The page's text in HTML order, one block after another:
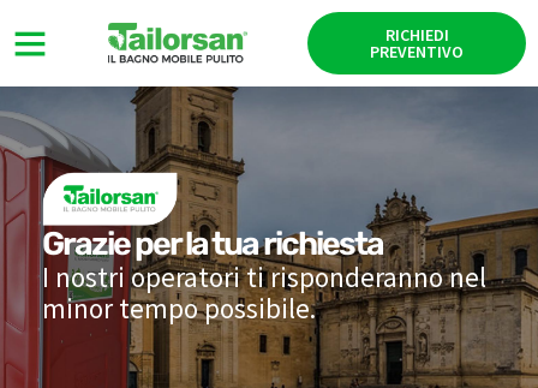
RICHIEDI
PREVENTIVO
Grazie per la tua richiesta
I nostri operatori ti risponderanno nel
minor tempo possibile.